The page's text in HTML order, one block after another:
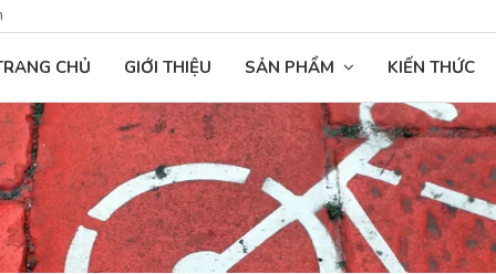
CHỦ GIỚI THIỆU SẢN PHẨM KIẾN THỨC